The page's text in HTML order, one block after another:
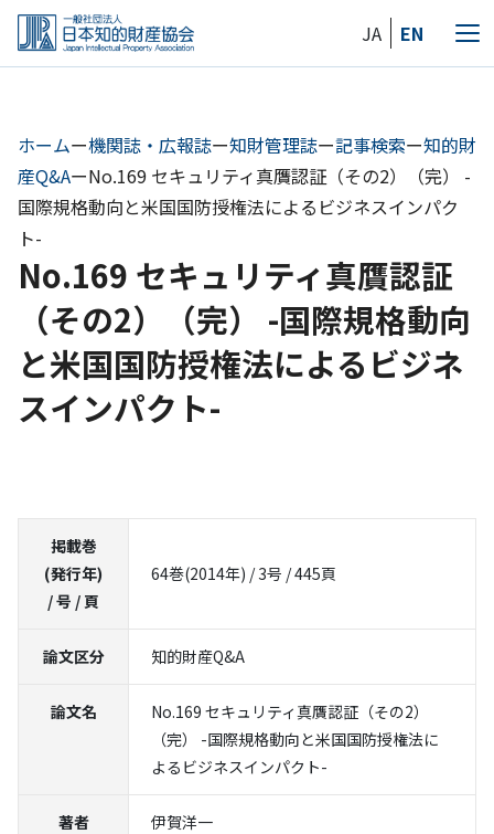
Skip
the
JA EN
メ
ー
ホームー機関誌・広報誌ー知財管理誌ー記事検索ー知的財
産Q&AーNo.169 セキュリティ真贋認証（その2）（完） -
国際規格動向と米国国防授権法によるビジネスインパク
ト-
No.169 セキュリティ真贋認証
（その2）（完） -国際規格動向
と米国国防授権法によるビジネ
スインパクト-
掲載巻
(発行年)
/ 号 / 頁
64巻(2014年) / 3号 / 445頁
論文区分 知的財産Q&A
論文名
No.169 セキュリティ真贋認証（その2）
（完） -国際規格動向と米国国防授権法に
よるビジネスインパクト-
著者 伊賀洋一